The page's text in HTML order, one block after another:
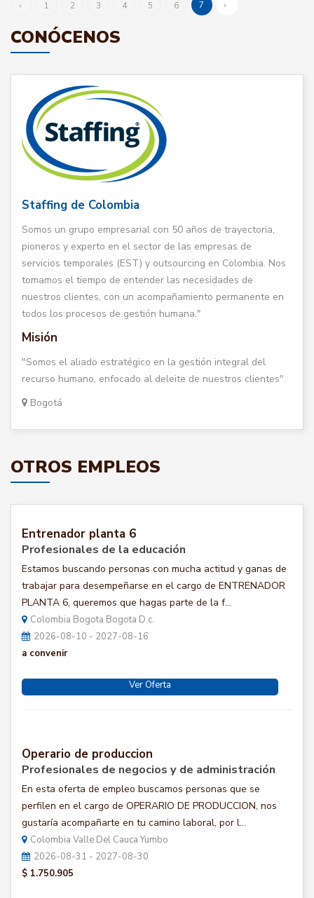
‹ 1 2 3 4 5 6 7 ›
CONÓCENOS
Staffing de Colombia
Somos un grupo empresarial con 50 años de trayectoria,
pioneros y experto en el sector de las empresas de
servicios temporales (EST) y outsourcing en Colombia. Nos
tomamos el tiempo de entender las necesidades de
nuestros clientes, con un acompañamiento permanente en
todos los procesos de gestión humana."
Misión
"Somos el aliado estratégico en la gestión integral del
recurso humano, enfocado al deleite de nuestros clientes".
Bogotá
OTROS EMPLEOS
Entrenador planta 6
Profesionales de la educación
Estamos buscando personas con mucha actitud y ganas de
trabajar para desempeñarse en el cargo de ENTRENADOR
PLANTA 6, queremos que hagas parte de la f...
Colombia Bogota Bogota D.c.
2026-08-10 - 2027-08-16
a convenir
Ver Oferta
Operario de produccion
Profesionales de negocios y de administración
En esta oferta de empleo buscamos personas que se
perfilen en el cargo de OPERARIO DE PRODUCCION, nos
gustaría acompañarte en tu camino laboral, por l...
Colombia Valle Del Cauca Yumbo
2026-08-31 - 2027-08-30
$ 1.750.905